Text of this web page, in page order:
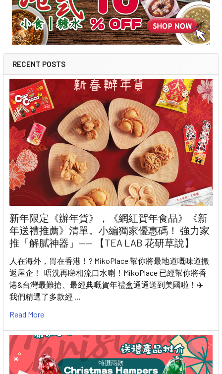
RECENT POSTS
新年限定《辦年貨》，《網紅賀年食品》《新
年送禮推薦》清單。小編獨家優惠碼！ 強力家
推「解膩神器」—— 【TEA LAB 花研草說】
人在海外，胃在香港！? MikoPlace 幫你將最地道嘅味道搬
返屋企！ 唔洗再睇相流口水喇！MikoPlace 已經幫你將香
港&台灣最難搶、最經典嘅賀年禮盒通通送到美國啦！✈️
我們精選了多款經 …
Read More